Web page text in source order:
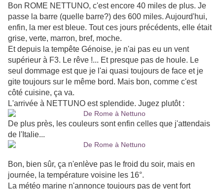
Bon ROME NETTUNO, c'est encore 40 miles de plus. Je
passe la barre (quelle barre?) des 600 miles. Aujourd'hui,
enfin, la mer est bleue. Tout ces jours précédents, elle était
grise, verte, marron, bref, moche.
Et depuis la tempête Génoise, je n'ai pas eu un vent
supérieur à F3. Le rêve !... Et presque pas de houle. Le
seul dommage est que je l'ai quasi toujours de face et je
gite toujours sur le même bord. Mais bon, comme c'est
côté cuisine, ça va.
L'arrivée à NETTUNO est splendide. Jugez plutôt :
De plus près, les couleurs sont enfin celles que j'attendais
de l'Italie...
Bon, bien sûr, ça n'enlève pas le froid du soir, mais en
journée, la température voisine les 16°.
La météo marine n'annonce toujours pas de vent fort